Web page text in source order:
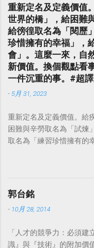
重新定名及定義價值
世界的橋」，給困難
給徬徨取名為「閱歷
珍惜擁有的幸福」，
會」。這麼一來，自
新價值。換個觀點看
一件沉重的事。#超
- 5月 31, 2023
重新定名及定義價值。給
困難與辛勞取名為「試煉
取名為「練習珍惜擁有的
點看事情，就不會覺得
華名言 - Chinese Quotes
郭台銘
- 10月 28, 2014
「人才的競爭力：必須
識』與『技術』的附加價